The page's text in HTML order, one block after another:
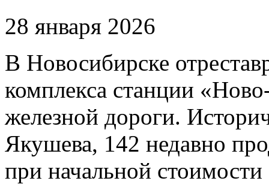
28 января 2026
В Новосибирске
комплекса станции
железной дороги.
Якушева, 142 недавно
при начальной стоимости